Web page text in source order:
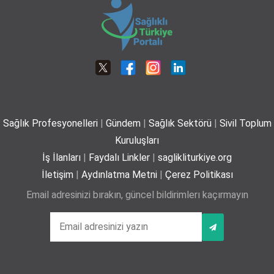
Dünya Tütünsüz Günü’nde Yeni Bir Adım: Sigara Kullanım ve Bırakma
Davranışları Akademisi Çalışmalarına Başladı
Robotik teknolojiyle bel ve boyun fıtıklarında
ameliyatsız tedavi
Plajda kalp sağlığı için 5 önemli öneri
25-06-2026
Sağlık Profesyonelleri| Gündem | Sağlık Sektörü | Sivil Toplum
Kuruluşları
İş İlanları | Faydalı Linkler | saglikliturkiye.org
İletişim | Aydınlatma Metni| Çerez Politikası
Email adresinizi bırakın, güncel bildirimlerı kaçırmayın